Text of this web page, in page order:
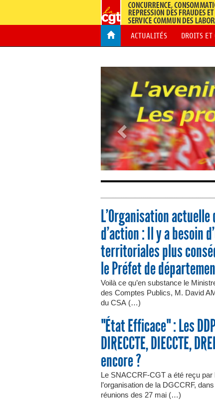
ACTUALITÉS DROITS ET
L’Organisation
d’action : Il y a besoin
territoriales plus
le Préfet de
Voilà ce qu’en substance le
des Comptes Publics, M. David
du CSA (…)
"État Efficace" : Les
DIRECCTE, DIECCTE,
encore ?
Le SNACCRF-CGT a été reçu
l’organisation de la DGCCRF,
réunions des 27 mai (…)